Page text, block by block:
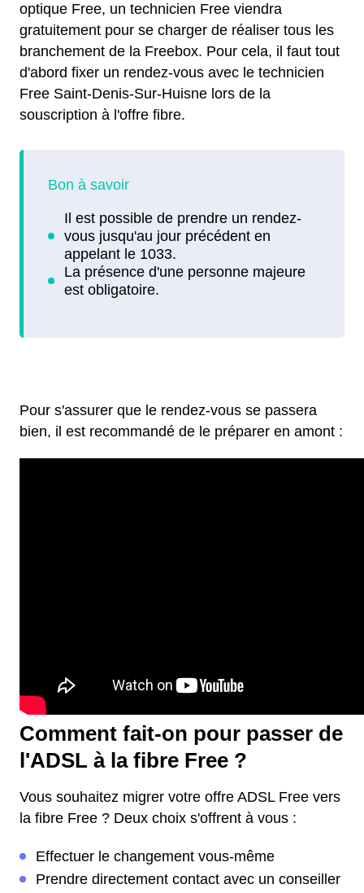
optique Free, un technicien Free viendra
gratuitement pour se charger de réaliser tous les
branchement de la Freebox. Pour cela, il faut tout
d'abord fixer un rendez-vous avec le technicien
Free Saint-Denis-Sur-Huisne lors de la
souscription à l'offre fibre.
Pour s'assurer que le rendez-vous se passera
bien, il est recommandé de le préparer en amont :
Comment fait-on pour passer de
l'ADSL à la fibre Free ?
Vous souhaitez migrer votre offre ADSL Free vers
la fibre Free ? Deux choix s'offrent à vous :
Effectuer le changement vous-même
Prendre directement contact avec un conseiller